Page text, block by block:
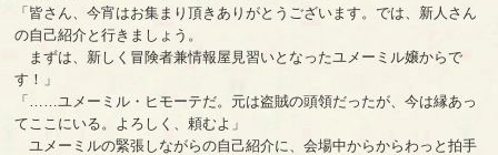
「皆さん、今宵はお集まり頂きありがとうございます。では、新人さん
の自己紹介と行きましょう。
まずは、新しく冒険者兼情報屋見習いとなったユメーミル嬢からで
す！」
「……ユメーミル・ヒモーテだ。元は盗賊の頭領だったが、今は縁あっ
てここにいる。よろしく、頼むよ」
ユメーミルの緊張しながらの自己紹介に、会場中からからわっと拍手